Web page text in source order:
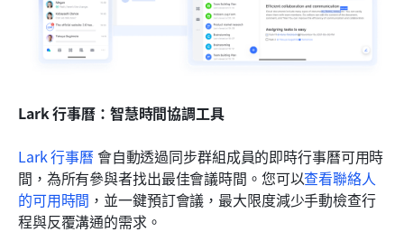
Lark 行事曆：智慧時間協調工具
Lark 行事曆 會自動透過同步群組成員的即時行事曆可用時
間，為所有參與者找出最佳會議時間。您可以查看聯絡人
的可用時間 ，並一鍵預訂會議，最大限度減少手動檢查行
程與反覆溝通的需求。